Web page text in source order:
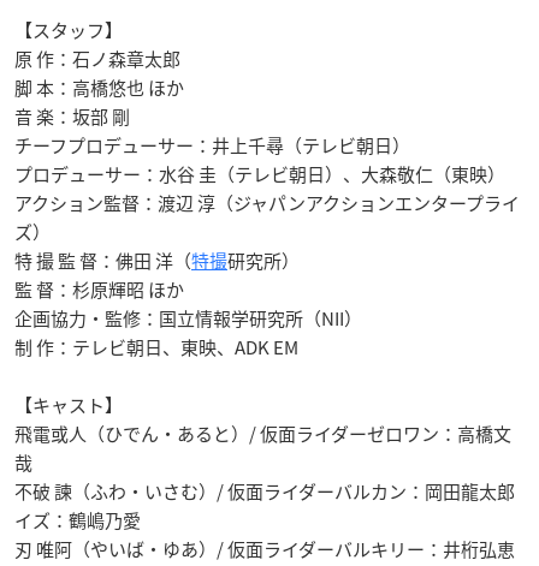
【スタッフ】
原 作：石ノ森章太郎
脚 本：高橋悠也 ほか
音 楽：坂部 剛
チーフプロデューサー：井上千尋（テレビ朝日）
プロデューサー：水谷 圭（テレビ朝日）、大森敬仁（東映）
アクション監督：渡辺 淳（ジャパンアクションエンタープライ
ズ）
特 撮 監 督：佛田 洋（特撮研究所）
監 督：杉原輝昭 ほか
企画協力・監修：国立情報学研究所（NII）
制 作：テレビ朝日、東映、ADK EM
【キャスト】
飛電或人（ひでん・あると）/ 仮面ライダーゼロワン：高橋文
哉
不破 諫（ふわ・いさむ）/ 仮面ライダーバルカン：岡田龍太郎
イズ：鶴嶋乃愛
刃 唯阿（やいば・ゆあ）/ 仮面ライダーバルキリー：井桁弘恵